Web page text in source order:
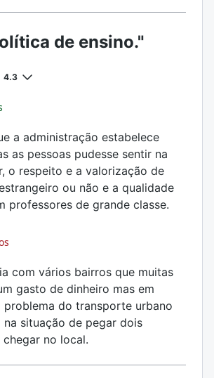
de ensino."
4.3
a administração estabelece
as pessoas pudesse sentir na
o respeito e a valorização de
ou não e a qualidade
professores de grande classe.
com vários bairros que muitas
gasto de dinheiro mas em
problema do transporte urbano
situação de pegar dois
no local.